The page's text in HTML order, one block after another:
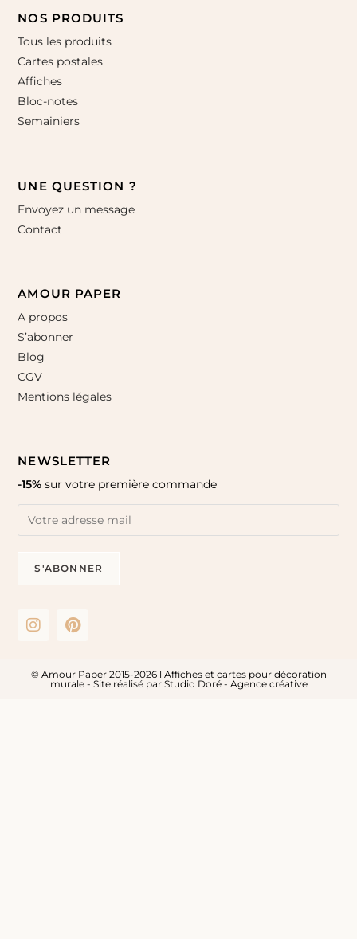
NOS PRODUITS
Tous les produits
Cartes postales
Affiches
Bloc-notes
Semainiers
UNE QUESTION ?
Envoyez un message
Contact
AMOUR PAPER
A propos
S’abonner
Blog
CGV
Mentions légales
NEWSLETTER
-15% sur votre première commande
© Amour Paper 2015-2026 l Affiches et cartes pour décoration
murale - Site réalisé par Studio Doré - Agence créative